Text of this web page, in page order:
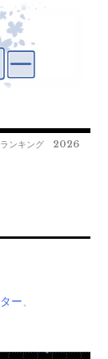
,ランキング 2026
ー、